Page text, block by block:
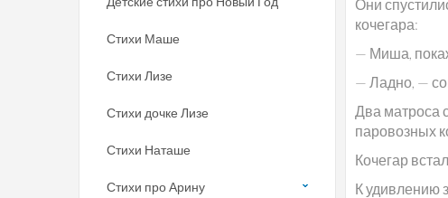
Они
кочегара:
— Миша,
— Ладно, —
Два матроса
паровозных
Кочегар
К удивлению
Стихи Маше
Стихи Лизе
Стихи дочке Лизе
Стихи Наташе
Стихи про Арину